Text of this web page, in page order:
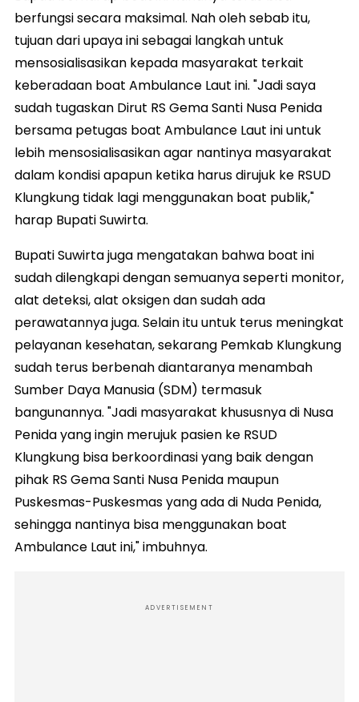
berfungsi secara maksimal. Nah oleh sebab itu,
tujuan dari upaya ini sebagai langkah untuk
mensosialisasikan kepada masyarakat terkait
keberadaan boat Ambulance Laut ini. "Jadi saya
sudah tugaskan Dirut RS Gema Santi Nusa Penida
bersama petugas boat Ambulance Laut ini untuk
lebih mensosialisasikan agar nantinya masyarakat
dalam kondisi apapun ketika harus dirujuk ke RSUD
Klungkung tidak lagi menggunakan boat publik,"
harap Bupati Suwirta.
Bupati Suwirta juga mengatakan bahwa boat ini
sudah dilengkapi dengan semuanya seperti monitor,
alat deteksi, alat oksigen dan sudah ada
perawatannya juga. Selain itu untuk terus meningkat
pelayanan kesehatan, sekarang Pemkab Klungkung
sudah terus berbenah diantaranya menambah
Sumber Daya Manusia (SDM) termasuk
bangunannya. "Jadi masyarakat khususnya di Nusa
Penida yang ingin merujuk pasien ke RSUD
Klungkung bisa berkoordinasi yang baik dengan
pihak RS Gema Santi Nusa Penida maupun
Puskesmas-Puskesmas yang ada di Nuda Penida,
sehingga nantinya bisa menggunakan boat
Ambulance Laut ini," imbuhnya.
ADVERTISEMENT